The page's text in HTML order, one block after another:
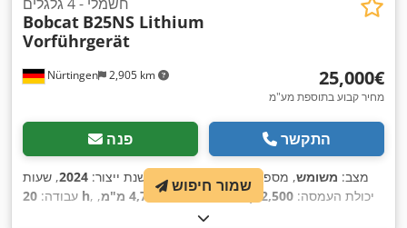
Nürtingen 2,905 km
Bobcat B25NS Lithium
Vorführgerät
‏25,000 ‏€
מחיר קבוע בתוספת מע"מ
פנה התקשר
מצב: משומש, מספר מכונה/רכב: 17037 , שנת ייצור: 2024, שעות
עבודה: 20 h , יכולת העמסה: 2,500 ק"ג , גובה הרמה:4,710 מ"מ
,
, מרכז העומס:
שמור חיפוש